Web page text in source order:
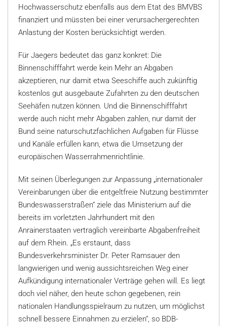
Hochwasserschutz ebenfalls aus dem Etat des BMVBS
finanziert und müssten bei einer verursachergerechten
Anlastung der Kosten berücksichtigt werden.
Für Jaegers bedeutet das ganz konkret: Die
Binnenschifffahrt werde kein Mehr an Abgaben
akzeptieren, nur damit etwa Seeschiffe auch zukünftig
kostenlos gut ausgebaute Zufahrten zu den deutschen
Seehäfen nutzen können. Und die Binnenschifffahrt
werde auch nicht mehr Abgaben zahlen, nur damit der
Bund seine naturschutzfachlichen Aufgaben für Flüsse
und Kanäle erfüllen kann, etwa die Umsetzung der
europäischen Wasserrahmenrichtlinie.
Mit seinen Überlegungen zur Anpassung „internationaler
Vereinbarungen über die entgeltfreie Nutzung bestimmter
Bundeswasserstraßen“ ziele das Ministerium auf die
bereits im vorletzten Jahrhundert mit den
Anrainerstaaten vertraglich vereinbarte Abgabenfreiheit
auf dem Rhein. „Es erstaunt, dass
Bundesverkehrsminister Dr. Peter Ramsauer den
langwierigen und wenig aussichtsreichen Weg einer
Aufkündigung internationaler Verträge gehen will. Es liegt
doch viel näher, den heute schon gegebenen, rein
nationalen Handlungsspielraum zu nutzen, um möglichst
schnell bessere Einnahmen zu erzielen“, so BDB-